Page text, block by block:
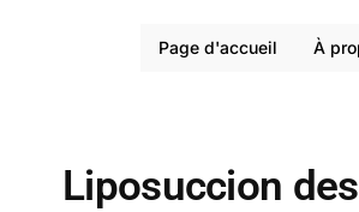
Page d'accueil À
Liposuccion